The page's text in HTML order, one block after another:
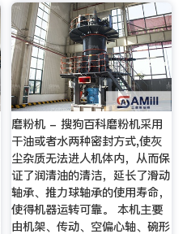
磨粉机 - 搜狗百科磨粉机采用
干油或者水两种密封方式,使灰
尘杂质无法进人机体内，从而保
证了润清油的清洁，延长了滑动
轴承、推力球轴承的使用寿命，
使得机器运转可靠。 本机主要
由机架、传动、空偏心轴、碗形